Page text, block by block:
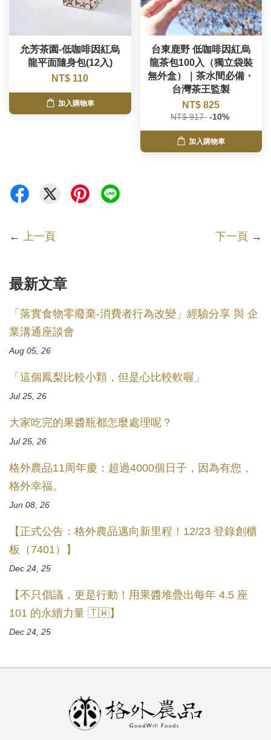
允芳茶園-低咖啡因紅烏
龍平面隨身包(12入)
NT$ 110
加入購物車
台東鹿野 低咖啡因紅烏
龍茶包100入（獨立袋裝
無外盒）｜茶水間必備・
台灣茶王監製
NT$ 825
NT$ 917 -10%
加入購物車
← 上一頁 下一頁 →
最新文章
「落實食物零廢棄-消費者行為改變」經驗分享 與 企
業溝通座談會
Aug 05, 26
「這個鳳梨比較小顆，但是心比較軟喔」
Jul 25, 26
大家吃完的果醬瓶都怎麼處理呢？
Jul 25, 26
格外農品11周年慶：超過4000個日子，因為有您，
格外幸福。
Jun 08, 26
【正式公告：格外農品邁向新里程！12/23 登錄創櫃
板（7401）】
Dec 24, 25
【不只倡議，更是行動！用果醬堆疊出每年 4.5 座
101 的永續力量 🇹🇼】
Dec 24, 25